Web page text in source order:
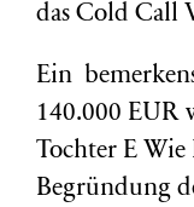
das Cold Call
Ein
140.000 EUR
Tochter E
Begründung